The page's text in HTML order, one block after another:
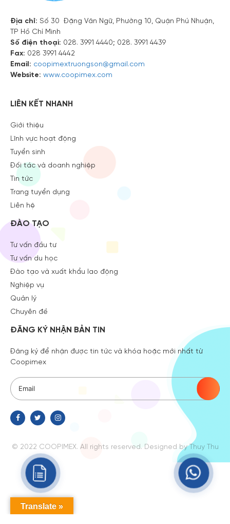
Địa chỉ: Số 30 Đặng Văn Ngữ, Phường 10, Quận Phú Nhuận,
TP Hồ Chí Minh
Số điện thoại: 028. 3991 4440; 028. 3991 4439
Fax: 028 3991 4442
Email: coopimextruongson@gmail.com
Website: www.coopimex.com
LIÊN KẾT NHANH
Giới thiệu
Lĩnh vực hoạt động
Tuyển sinh
Đối tác và doanh nghiệp
Tin tức
Trang tuyển dụng
Liên hệ
ĐÀO TẠO
Tư vấn đầu tư
Tư vấn du học
Đào tạo và xuất khẩu lao động
Nghiệp vụ
Quản lý
Chuyên đề
ĐĂNG KÝ NHẬN BẢN TIN
Đăng ký để nhận được tin tức và khóa hoặc mới nhất từ
Coopimex
© 2022 COOPIMEX. All rights reserved. Designed by Thuy Thu
Translate »